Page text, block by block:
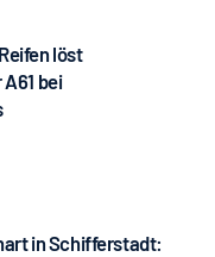
löst
bei
in Schifferstadt: